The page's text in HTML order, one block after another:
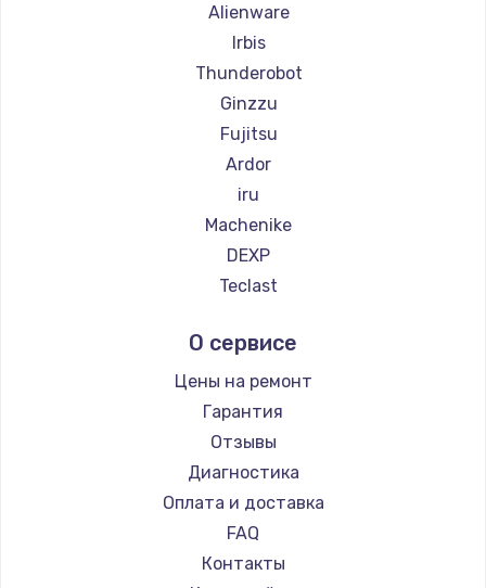
Заказать
Заказать
Заказать
Восстановление данных
990 руб.
Заказать
Замена USB порта
1060 руб.
Замена звуковой карты
Alienware
Irbis
Thunderobot
Ginzzu
Fujitsu
Ardor
iru
Machenike
DEXP
Teclast
Beelink
CHUWI
О сервисе
Цены на ремонт
Гарантия
Отзывы
Диагностика
Оплата и доставка
FAQ
Контакты